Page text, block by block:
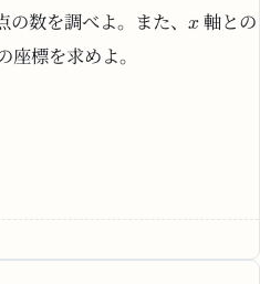
の数を調べよ。また、
軸との
座標を求めよ。